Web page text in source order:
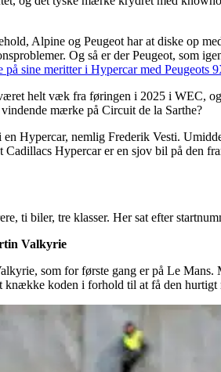
Alpine og Peugeot har at diske op
Og så er der Peugeot, som
sine meritter i Hypercar med Peugeots
helt væk fra føringen i 2025 i WEC,
mærke på Circuit de la Sarthe?
Hypercar, nemlig Frederik Vesti.
Hypercar er en sjov bil på den
ti biler, tre klasser. Her sat efter
Valkyrie
som for første gang er på Le
koden i forhold til at få den